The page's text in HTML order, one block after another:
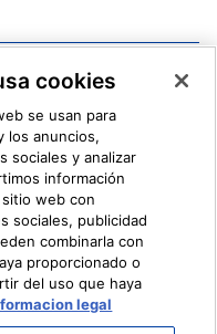
de Información
cookies
se usan para
los anuncios,
sociales y analizar
información
web con
sociales, publicidad
combinarla con
proporcionado o
del uso que haya
legal